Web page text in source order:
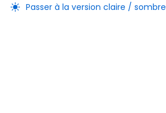
Passer à la version claire / sombre